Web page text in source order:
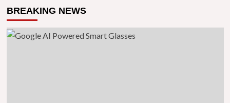
BREAKING NEWS